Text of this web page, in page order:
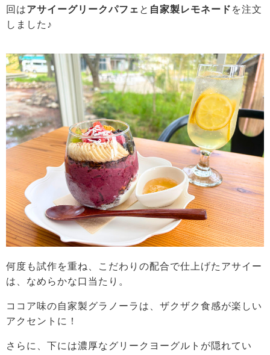
回はアサイーグリークパフェ と 自家製レモネード を注文
しました♪
何度も試作を重ね、こだわりの配合で仕上げたアサイー
は、なめらかな口当たり。
ココア味の自家製グラノーラは、ザクザク食感が楽しい
アクセントに！
さらに、下には濃厚なグリークヨーグルトが隠れてい